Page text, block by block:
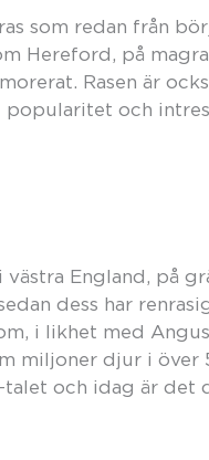
som redan från
Hereford, på
Rasen är
popularitet och
i västra England, på
dess har
i likhet med
miljoner djur i över
och idag är det